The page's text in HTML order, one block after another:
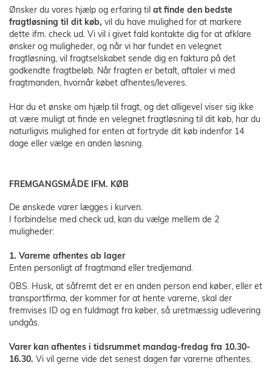
Ønsker du vores hjælp og erfaring til at finde den bedste
fragtløsning til dit køb, vil du have mulighed for at markere
dette ifm. check ud. Vi vil i givet fald kontakte dig for at afklare
ønsker og muligheder, og når vi har fundet en velegnet
fragtløsning, vil fragtselskabet sende dig en faktura på det
godkendte fragtbeløb. Når fragten er betalt, aftaler vi med
fragtmanden, hvornår købet afhentes/leveres.
Har du et ønske om hjælp til fragt, og det alligevel viser sig ikke
at være muligt at finde en velegnet fragtløsning til dit køb, har du
naturligvis mulighed for enten at fortryde dit køb indenfor 14
dage eller vælge en anden løsning.
FREMGANGSMÅDE IFM. KØB
De ønskede varer lægges i kurven.
I forbindelse med check ud, kan du vælge mellem de 2
muligheder:
1. Varerne afhentes ab lager
Enten personligt af fragtmand eller tredjemand.
OBS. Husk, at såfremt det er en anden person end køber, eller et
transportfirma, der kommer for at hente varerne, skal der
fremvises ID og en fuldmagt fra køber, så uretmæssig udlevering
undgås.
Varer kan afhentes i tidsrummet mandag-fredag fra 10.30-
16.30. Vi vil gerne vide det senest dagen før varerne afhentes.